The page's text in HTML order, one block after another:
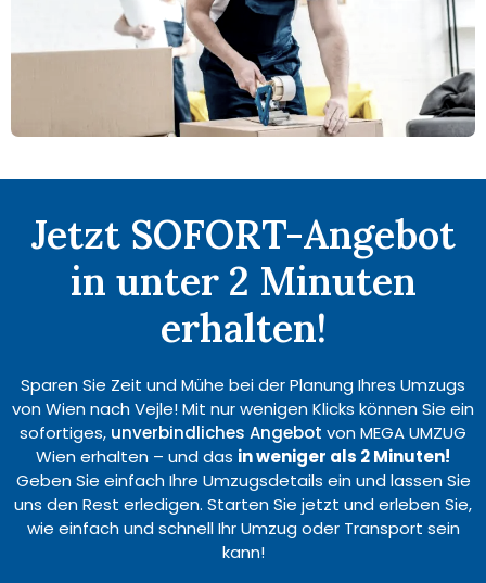
Jetzt SOFORT-Angebot
in unter 2 Minuten
erhalten!
Sparen Sie Zeit und Mühe bei der Planung Ihres Umzugs
von Wien nach Vejle! Mit nur wenigen Klicks können Sie ein
sofortiges, unverbindliches Angebot von MEGA UMZUG
Wien erhalten – und das in weniger als 2 Minuten!
Geben Sie einfach Ihre Umzugsdetails ein und lassen Sie
uns den Rest erledigen. Starten Sie jetzt und erleben Sie,
wie einfach und schnell Ihr Umzug oder Transport sein
kann!